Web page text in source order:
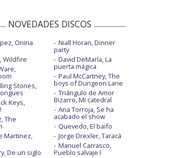
NOVEDADES DISCOS
Oniria
Wildfire
Stones,
Keys,
The
Martinez,
De un siglo
Niall Horan, Dinner
party
David DeMaría, La
puerta mágica
Paul McCartney, The
boys of Dungeon Lane
Triángulo de Amor
Bizarro, Mi catedral
Ana Torroja, Se ha
acabado el show
Quevedo, El baifo
Jorge Drexler, Taracá
Manuel Carrasco,
Pueblo salvaje I